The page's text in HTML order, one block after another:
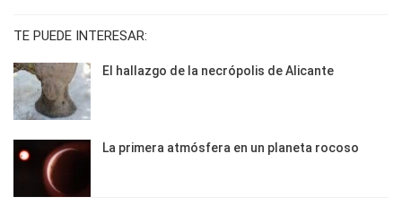
TE PUEDE INTERESAR:
El hallazgo de la necrópolis de Alicante
La primera atmósfera en un planeta rocoso